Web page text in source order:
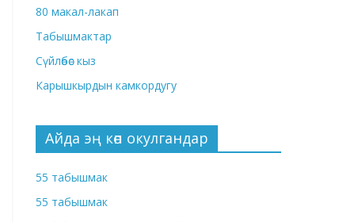
80 макал-лакап
Табышмактар
Сүйлөбөс кыз
Карышкырдын камкордугу
Айда эң көп окулгандар
55 табышмак
55 табышмак